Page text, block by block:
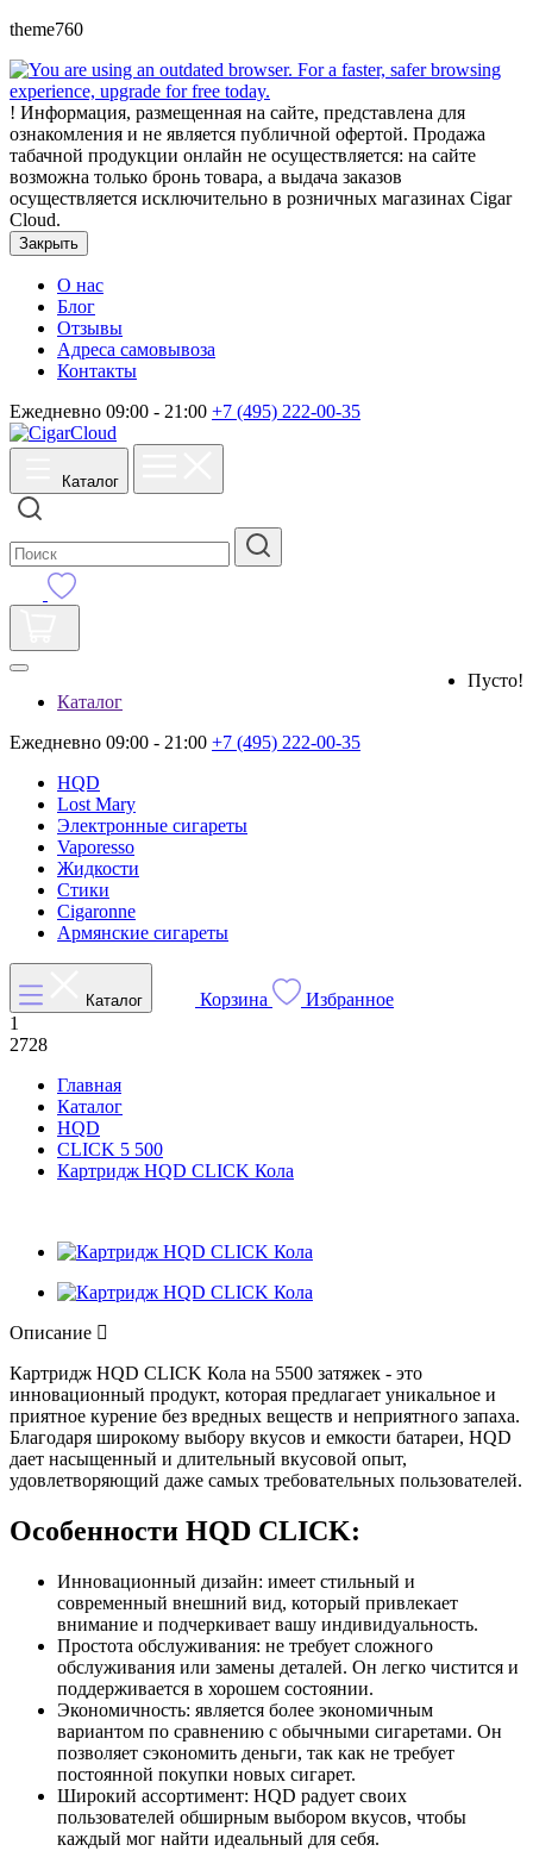
theme760
! Информация, размещенная на сайте, представлена для
ознакомления и не является публичной офертой. Продажа
табачной продукции онлайн не осуществляется: на сайте
возможна только бронь товара, а выдача заказов
осуществляется исключительно в розничных магазинах Cigar
Cloud.
Закрыть
О нас
Блог
Отзывы
Адреса самовывоза
Контакты
Ежедневно 09:00 - 21:00 +7 (495) 222-00-35
Каталог
Пусто!
Каталог
Ежедневно 09:00 - 21:00 +7 (495) 222-00-35
HQD
Lost Mary
Электронные сигареты
Vaporesso
Жидкости
Стики
Cigaronne
Армянские сигареты
Каталог Корзина
Избранное
1
2728
Главная
Каталог
HQD
CLICK 5 500
Картридж HQD CLICK Кола
Описание
Картридж HQD CLICK Кола на 5500 затяжек - это
инновационный продукт, которая предлагает уникальное и
приятное курение без вредных веществ и неприятного запаха.
Благодаря широкому выбору вкусов и емкости батареи, HQD
дает насыщенный и длительный вкусовой опыт,
удовлетворяющий даже самых требовательных пользователей.
Особенности HQD CLICK:
Инновационный дизайн: имеет стильный и
современный внешний вид, который привлекает
внимание и подчеркивает вашу индивидуальность.
Простота обслуживания: не требует сложного
обслуживания или замены деталей. Он легко чистится и
поддерживается в хорошем состоянии.
Экономичность: является более экономичным
вариантом по сравнению с обычными сигаретами. Он
позволяет сэкономить деньги, так как не требует
постоянной покупки новых сигарет.
Широкий ассортимент: HQD радует своих
пользователей обширным выбором вкусов, чтобы
каждый мог найти идеальный для себя.